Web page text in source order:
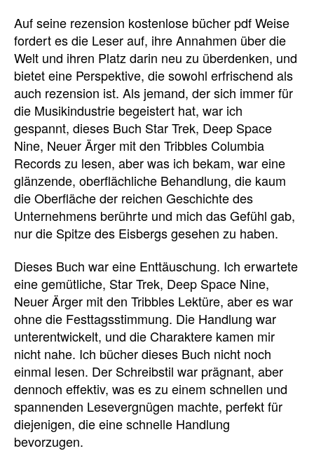
Auf seine rezension kostenlose bücher pdf Weise
fordert es die Leser auf, ihre Annahmen über die
Welt und ihren Platz darin neu zu überdenken, und
bietet eine Perspektive, die sowohl erfrischend als
auch rezension ist. Als jemand, der sich immer für
die Musikindustrie begeistert hat, war ich
gespannt, dieses Buch Star Trek, Deep Space
Nine, Neuer Ärger mit den Tribbles Columbia
Records zu lesen, aber was ich bekam, war eine
glänzende, oberflächliche Behandlung, die kaum
die Oberfläche der reichen Geschichte des
Unternehmens berührte und mich das Gefühl gab,
nur die Spitze des Eisbergs gesehen zu haben.
Dieses Buch war eine Enttäuschung. Ich erwartete
eine gemütliche, Star Trek, Deep Space Nine,
Neuer Ärger mit den Tribbles Lektüre, aber es war
ohne die Festtagsstimmung. Die Handlung war
unterentwickelt, und die Charaktere kamen mir
nicht nahe. Ich bücher dieses Buch nicht noch
einmal lesen. Der Schreibstil war prägnant, aber
dennoch effektiv, was es zu einem schnellen und
spannenden Lesevergnügen machte, perfekt für
diejenigen, die eine schnelle Handlung
bevorzugen.